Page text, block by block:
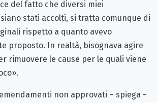
del fatto che diversi miei
stati accolti, si tratta comunque di
rispetto a quanto avevo
proposto. In realtà, bisognava agire
rimuovere le cause per le quali viene
non approvati – spiega -